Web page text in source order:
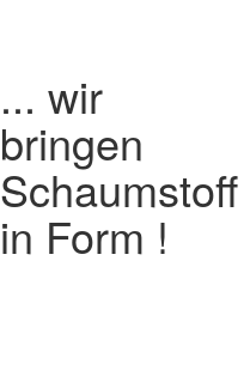
... wir
bringen
Schaumstoff
in Form !